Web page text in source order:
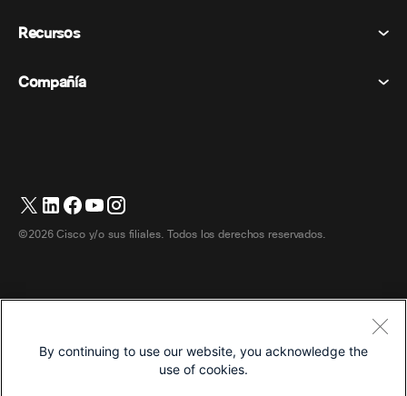
Mensajería
Eventos
Pizarra blanca
Marcas comerciales
English (Inglés)
日本語 (Japonés)
Dispositivos de la habitación
Auriculares
Recursos
Precios
Compañía
Contactar con el servicio de asistencia
Contactar con Ventas
©2026 Cisco y/o sus filiales. Todos los derechos reservados.
Declaración de privacidad
By continuing to use our website, you acknowledge the
use of cookies.